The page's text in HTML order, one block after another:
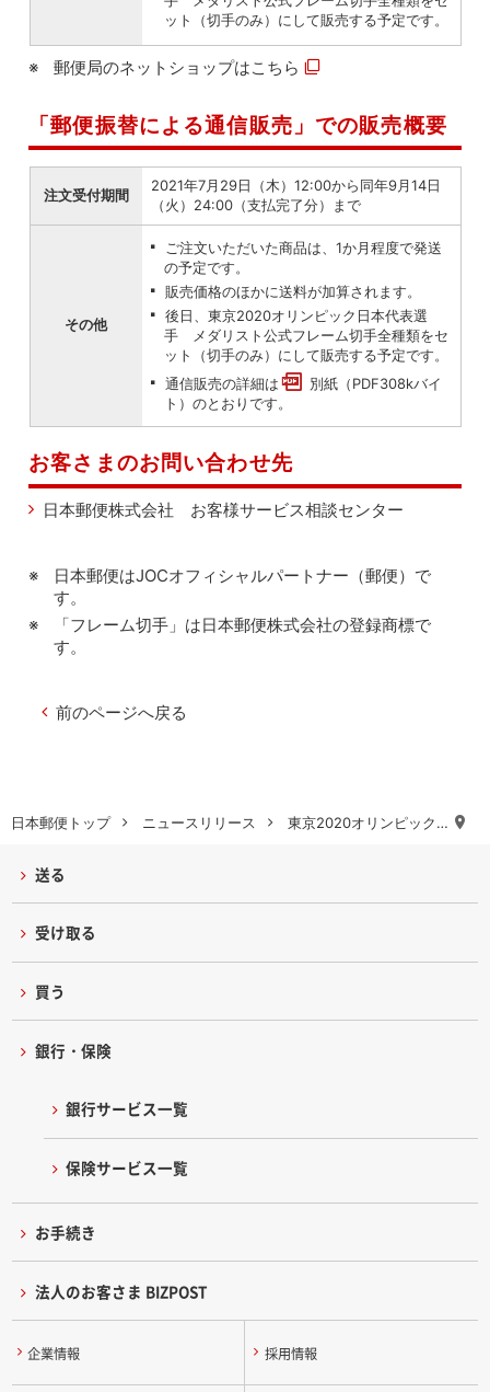
日本郵便トップ ニュースリリース 東京2020オリンピック…
ット（切手のみ）にして販売する予定です。
郵便局のネットショップはこちら
「郵便振替による通信販売」での販売概要
注文受付期間
2021年7月29日（木）12:00から同年9月14日
（火）24:00（支払完了分）まで
その他
ご注文いただいた商品は、1か月程度で発送
の予定です。
販売価格のほかに送料が加算されます。
後日、東京2020オリンピック日本代表選
手 メダリスト公式フレーム切手全種類をセ
ット（切手のみ）にして販売する予定です。
通信販売の詳細は
別紙（PDF308kバイ
ト）のとおりです。
お客さまのお問い合わせ先
日本郵便株式会社 お客様サービス相談センター
日本郵便はJOCオフィシャルパートナー（郵便）で
す。
「フレーム切手」は日本郵便株式会社の登録商標で
す。
前のページへ戻る
送る
受け取る
買う
銀行・保険
銀行サービス一覧
保険サービス一覧
お手続き
法人のお客さま BIZPOST
企業情報 採用情報